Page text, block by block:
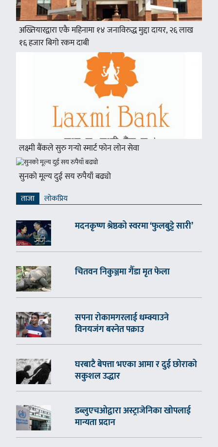
अख्तियारद्वारा एकै महिनामा १४ जनाविरुद्ध मुद्दा दायर, २६ लाख
१६ हजार बिगो रकम दाबी
लक्ष्मी बैंकले सुरु गर्‍यो स्मार्ट फोन लोन सेवा
सुनको मूल्य दुई सय रुपैयाँ बढ्यो
ताजा लाेकप्रिय
मदनकृष्ण श्रेष्ठको स्वरमा ‘फुलबुट्टे सारी’
चितवन निकुञ्जमा गैँडा मृत फेला
सपना रोकामगरलाई धम्क्याउने
विनयजंग बस्नेत पक्राउ
घरबाटै बेपत्ता भएका आमा र दुई छोराको
सकुशल उद्धार
डब्लुएचओद्वारा अस्ट्राजेनिका खोपलाई
मान्यता प्रदान